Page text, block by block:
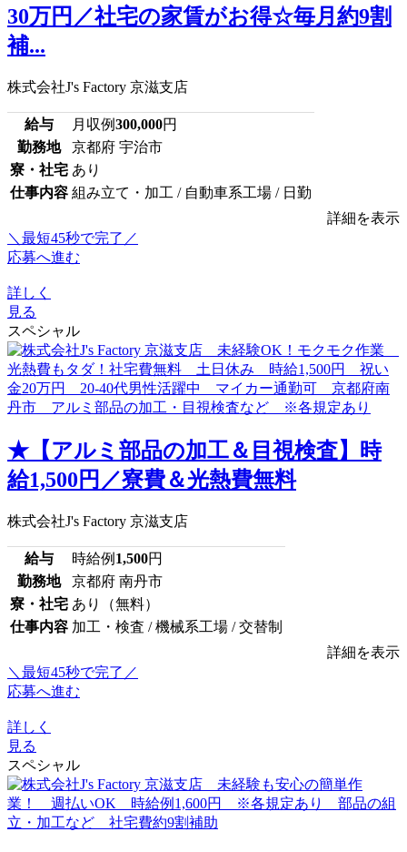
30万円／社宅の家賃がお得☆毎月約9割
補...
株式会社J's Factory 京滋支店
給与 月収例300,000円
勤務地
京都府 宇治市
寮・社宅 あり
仕事内容 組み立て・加工 / 自動車系工場 / 日勤
詳細を表示
＼最短45秒で完了／
応募へ進む
詳しく
見る
スペシャル
★【アルミ部品の加工＆目視検査】時
給1,500円／寮費＆光熱費無料
株式会社J's Factory 京滋支店
給与 時給例 1,500円
勤務地
京都府 南丹市
寮・社宅 あり（無料）
仕事内容 加工・検査 / 機械系工場 / 交替制
詳細を表示
＼最短45秒で完了／
応募へ進む
詳しく
見る
スペシャル